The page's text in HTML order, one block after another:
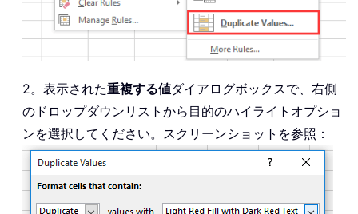
2。表示された重複する値ダイアログボックスで、右側
のドロップダウンリストから目的のハイライトオプショ
ンを選択してください。スクリーンショットを参照：